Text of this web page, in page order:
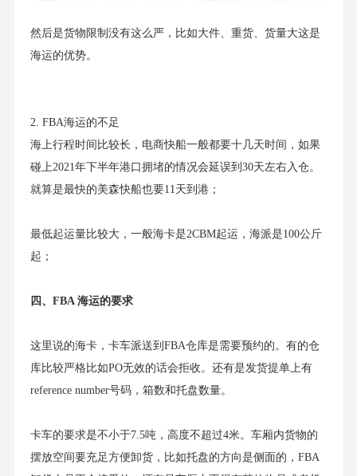
然后是货物限制没有这么严，比如大件、重货、货量大这是
海运的优势。
2. FBA海运的不足
海上行程时间比较长，电商快船一般都要十几天时间，如果
碰上2021年下半年港口拥堵的情况会延误到30天左右入仓。
就算是最快的美森快船也要11天到港；
最低起运量比较大，一般海卡是2CBM起运，海派是100公斤
起；
四、FBA 海运的要求
这里说的海卡，卡车派送到FBA仓库是需要预约的。有的仓
库比较严格比如PO无效的话会拒收。还有是发货提单上有
reference number号码，箱数和托盘数量。
卡车的要求是不小于7.5吨，高度不超过4米。车厢内货物的
摆放空间要充足方便卸货，比如托盘的方向是侧面的，FBA